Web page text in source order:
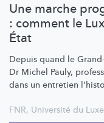
Une marche
: comment le
État
Depuis quand le
Dr Michel Pauly,
dans un entretien
FNR, Université du